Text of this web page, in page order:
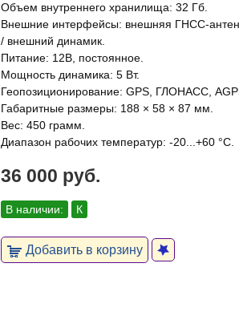
Объем внутреннего хранилища: 32 Гб.
Внешние интерфейсы: внешняя ГНСС-
/ внешний динамик.
Питание: 12В, постоянное.
Мощность динамика: 5 Вт.
Геопозиционирование: GPS, ГЛОНАСС,
Габаритные размеры: 188 × 58 × 87 мм.
Вес: 450 грамм.
Диапазон рабочих температур: -20...+60 °C.
36 000 руб.
В наличии: К
Добавить в корзину